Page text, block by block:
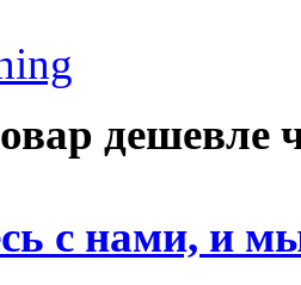
дешевле
с нами, и